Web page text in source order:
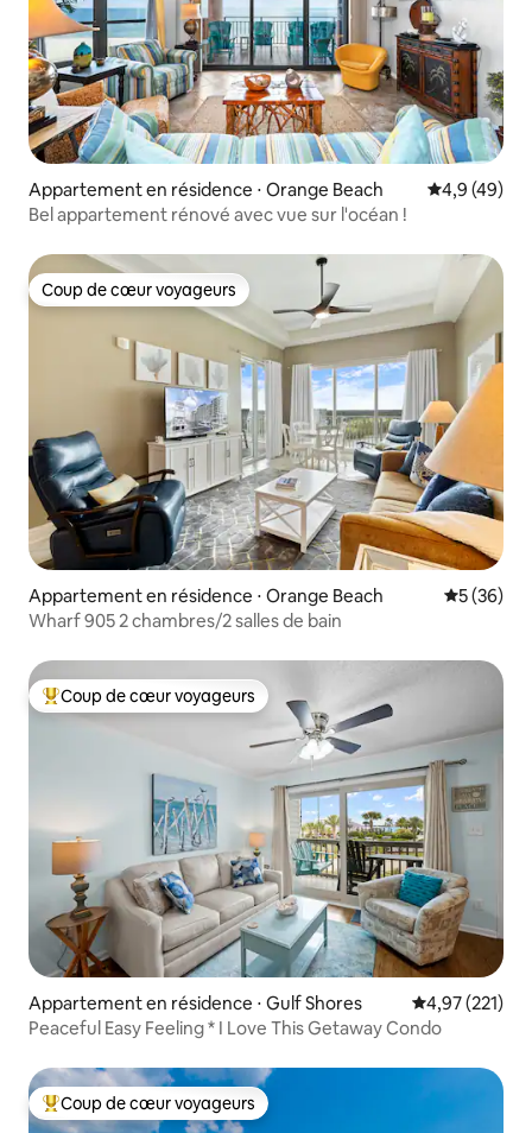
Appartement en résidence ⋅ Orange Beach Évaluation
4,9 (49)
Bel appartement rénové avec vue sur l'océan !
Coup de cœur voyageurs
Coup de cœur voyageurs
Appartement en résidence ⋅ Orange Beach
5 (36)
Wharf 905 2 chambres/2 salles de bain
Coups de cœur voyageurs les plus appréciés
Coup de cœur voyageurs
Appartement en résidence ⋅ Gulf Shores Évaluation
4,97 (221)
Peaceful Easy Feeling * I Love This Getaway Condo
Coups de cœur voyageurs les plus appréciés
Coup de cœur voyageurs